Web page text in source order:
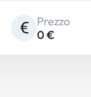
Prezzo
0 €